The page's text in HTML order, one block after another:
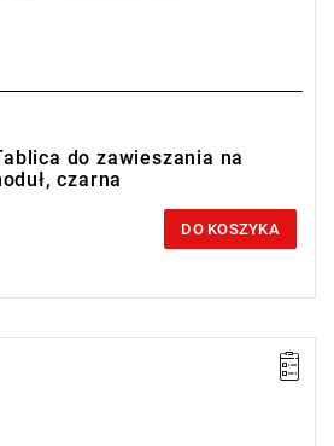
do zawieszania na
czarna
DO KOSZYKA